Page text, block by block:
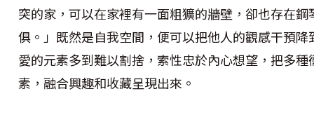
突的家，可以在家裡有一面粗獷的牆壁，卻也存在鋼
俱。」既然是自我空間，便可以把他人的觀感干預降
愛的元素多到難以割捨，索性忠於內心想望，把多種
素，融合興趣和收藏呈現出來。